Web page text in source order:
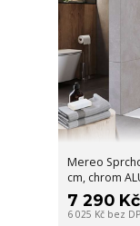
Mereo
cm, chrom
7 290 Kč
6 025 Kč bez